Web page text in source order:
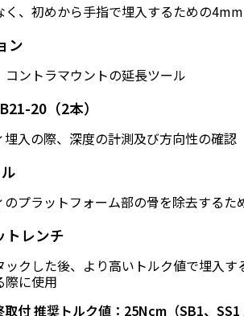
く、初めから手指で埋入するための
ン
コントラマウントの延長ツール
20（2本）
入の際、深度の計測及び方向性の確認
プラットフォーム部の骨を除去するた
トレンチ
ックした後、より高いトルク値で埋入
際に使用
付 推奨トルク値：25Ncm（SB1、SS1